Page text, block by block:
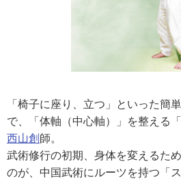
「椅子に座り、立つ」といった簡
で、「体軸（中心軸）」を整える
西山創師。
武術修行の初期、身体を変えるた
のが、中国武術にルーツを持つ「